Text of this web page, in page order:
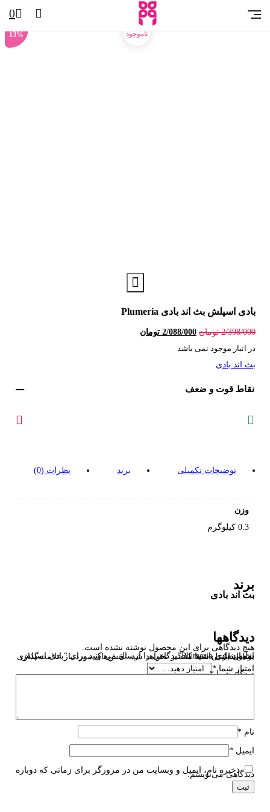
0 خانه بادی اسپلش بادی اسپلش بث اند بادی Plumeria
13%
بادی اسپلش بث اند بادی Plumeria
2/398/000 تومان قیمت اصلی: 2/398/000 تومان بود.
2/088/000 تومان
در انبار موجود نمی باشد
بث اند بادی
نقاط قوت و ضعف
توضیحات تکمیلی برند نظرات (0)
وزن
0.3 کیلوگرم
برند
بث اند بادی
دیدگاهها
هیچ دیدگاهی برای این محصول نوشته نشده است.
اولین نفری باشید که دیدگاهی را ارسال می کنید برای “بادی اسپلش بث اند بادی Plumeria”
نشانی ایمیل شما منتشر نخواهد شد.
بخش‌های موردنیاز علامت‌گذاری شده‌اند*
امتیاز شما*
دیدگاه شما*
نام *
ایمیل *
ذخیره نام، ایمیل و وبسایت من در مرورگر برای زمانی که دوباره
دیدگاهی می‌نویسم.